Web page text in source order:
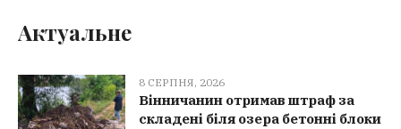
Актуальне
8 СЕРПНЯ, 2026
Вінничанин отримав штраф за
складені біля озера бетонні блоки